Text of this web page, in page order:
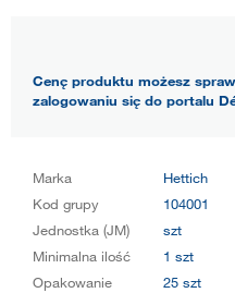
Cenę produktu możesz
zalogowaniu się do portalu
Marka
Hettich
Kod grupy
104001
Jednostka (JM)
szt
Minimalna ilość
1 szt
Opakowanie
25 szt